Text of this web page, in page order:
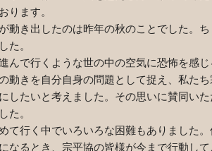
ります。
動き出したのは昨年の秋のことでした。
た。
んで行くような世の中の空気に恐怖を感
動きを自分自身の問題として捉え、私た
したいと考えました。その思いに賛同い
た。
て行く中でいろいろな困難もありました
なるとき、宗平協の皆様が今まで行動し